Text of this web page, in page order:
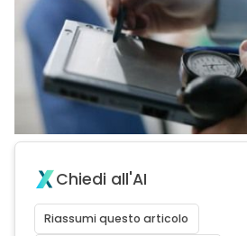
Chiedi all'AI
Riassumi questo articolo